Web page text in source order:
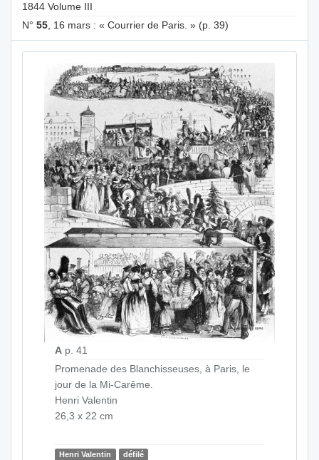
1844 Volume III
N° 55 , 16 mars : « Courrier de Paris. » (p. 39)
A p. 41
Promenade des Blanchisseuses, à Paris, le
jour de la Mi-Carême.
Henri Valentin
26,3 x 22 cm
Henri Valentin
défilé